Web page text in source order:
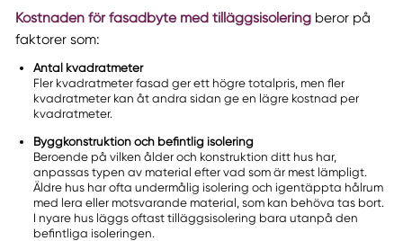
Kostnaden för fasadbyte med tilläggsisoleringberor på
faktorer som:
Antal kvadratmeter
Fler kvadratmeter fasad ger ett högre totalpris, men fler
kvadratmeter kan åt andra sidan ge en lägre kostnad per
kvadratmeter.
Byggkonstruktion och befintlig isolering
Beroende på vilken ålder och konstruktion ditt hus har,
anpassas typen av material efter vad som är mest lämpligt.
Äldre hus har ofta undermålig isolering och igentäppta hålrum
med lera eller motsvarande material, som kan behöva tas bort.
I nyare hus läggs oftast tilläggsisolering bara utanpå den
befintliga isoleringen.